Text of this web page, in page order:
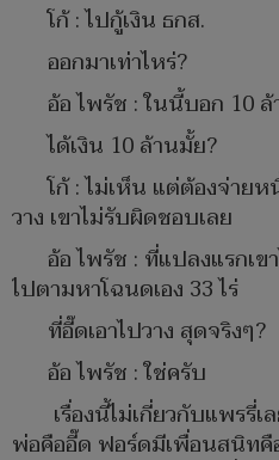
โก้ : ไปกู้เงิน ธกส.
ออกมาเท่าไหร่?
อ้อ ไพรัช : ในนี้บอก 10
ได้เงิน 10 ล้านมั้ย?
โก้ : ไม่เห็น แต่ต้องจ่าย
วาง เขาไม่รับผิดชอบเลย
อ้อ ไพรัช : ที่แปลงแรกเข
ไปตามหาโฉนดเอง 33 ไร่
ที่อี๊ดเอาไปวาง สุดจริงๆ?
อ้อ ไพรัช : ใช่ครับ
เรื่องนี้ไม่เกี่ยวกับแพรรี่
พ่อคืออี๊ด ฟอร์ดมีเพื่อนสนิท